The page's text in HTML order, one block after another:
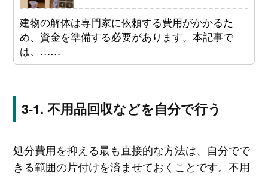
建物の解体は専門家に依頼する費用がかかるた
め、資金を準備する必要があります。本記事で
は、……
不用品回収などを自分で行う
処分費用を抑える最も直接的な方法は、自分でで
きる範囲の片付けを済ませておくことです。不用